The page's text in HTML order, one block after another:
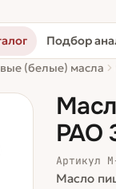
Подбор
(белые) масла
PAO
Артикул
Масло